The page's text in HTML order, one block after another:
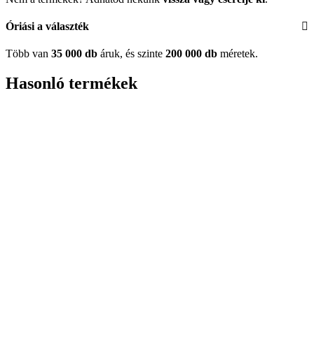
Óriási a választék
Több van 35 000 db áruk, és szinte 200 000 db méretek.
Hasonló termékek